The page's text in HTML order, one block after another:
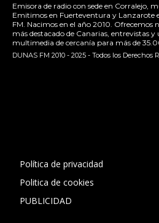
Emisora de radio con sede en Corralejo,
Emitimos en Fuerteventura y Lanzarote
FM. Nacimos en el año 2010. Ofrecemos
más destacado de Canarias, entrevistas
multimedia de cercanía para más de
DUNAS FM 2010 - 2025 - Todos los Derechos
Política de privacidad
Politica de cookies
PUBLICIDAD